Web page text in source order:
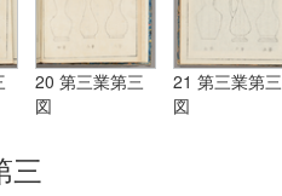
20 第三業第三
図
21 第三業第三
図
三